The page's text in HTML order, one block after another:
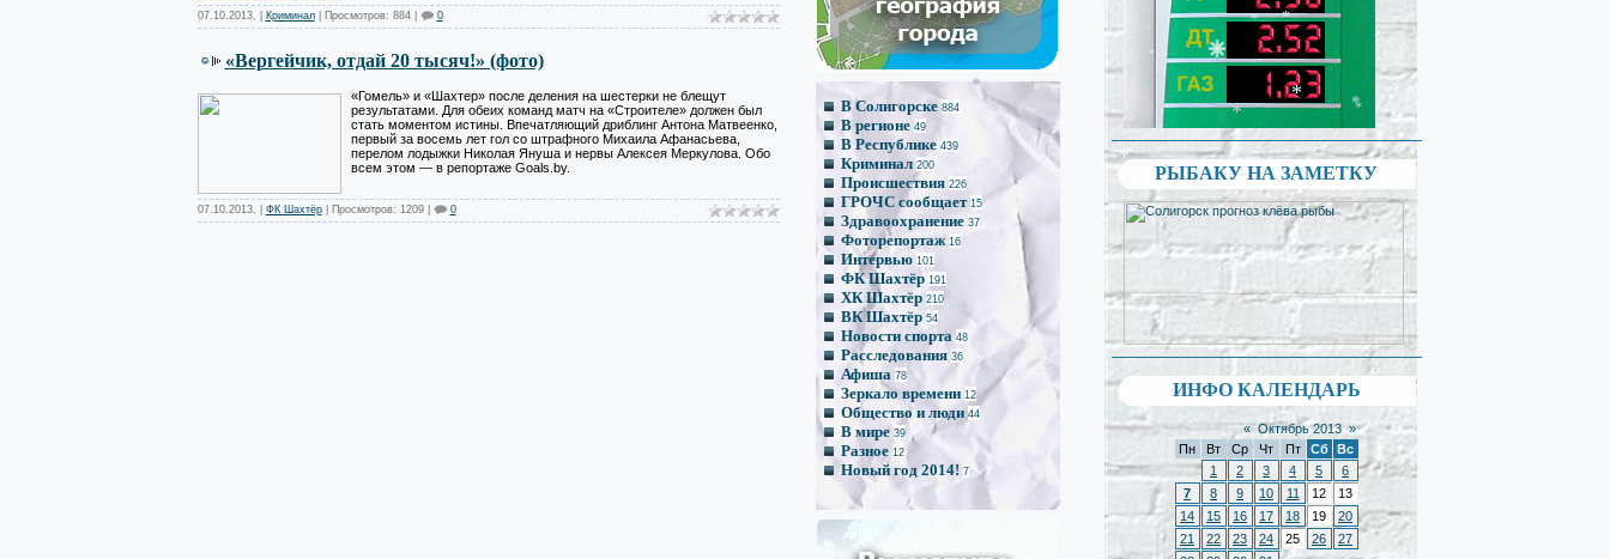
*
*
* *
*
*
* *
*
*
*
*
07.10.2013, Криминал| Просмотров: 884 | 0
«Вергейчик, отдай 20 тысяч!» (фото)
«Гомель» и «Шахтер» после деления на шестерки не блещут
результатами. Для обеих команд матч на «Строителе» должен был
стать моментом истины. Впечатляющий дриблинг Антона Матвеенко,
первый за восемь лет гол со штрафного Михаила Афанасьева,
перелом лодыжки Николая Януша и нервы Алексея Меркулова. Обо
всем этом — в репортаже Goals.by.
07.10.2013, ФК Шахтёр| Просмотров: 1209 | 0
В Солигорске 884
В регионе 49
В Республике 439
Криминал 200
Происшествия 226
ГРОЧС сообщает 15
Здравоохранение 37
Фоторепортаж 16
Интервью 101
ФК Шахтёр 191
ХК Шахтёр 210
ВК Шахтёр 54
Новости спорта 48
Расследования 36
Афиша 78
Зеркало времени 12
Общество и люди 44
В мире 39
Разное 12
Новый год 2014! 7
РЫБАКУ НА ЗАМЕТКУ
ИНФО КАЛЕНДАРЬ
« Октябрь 2013 »
Пн
Вт Ср Чт Пт Сб
Вс
1
2 3 4 5
6
7
8 9 10 11 12
13
14
15 16 17 18 19
20
21
22 23 24 25 26
27